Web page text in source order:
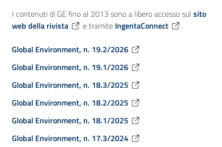
I contenuti di GE fino al 2013 sono a libero accesso sul sito
web della rivista
e tramite IngentaConnect
.
Global Environment, n. 19.2/2026
Global Environment, n. 19.1/2026
Global Environment, n. 18.3/2025
Global Environment, n. 18.2/2025
Global Environment, n. 18.1/2025
Global Environment, n. 17.3/2024